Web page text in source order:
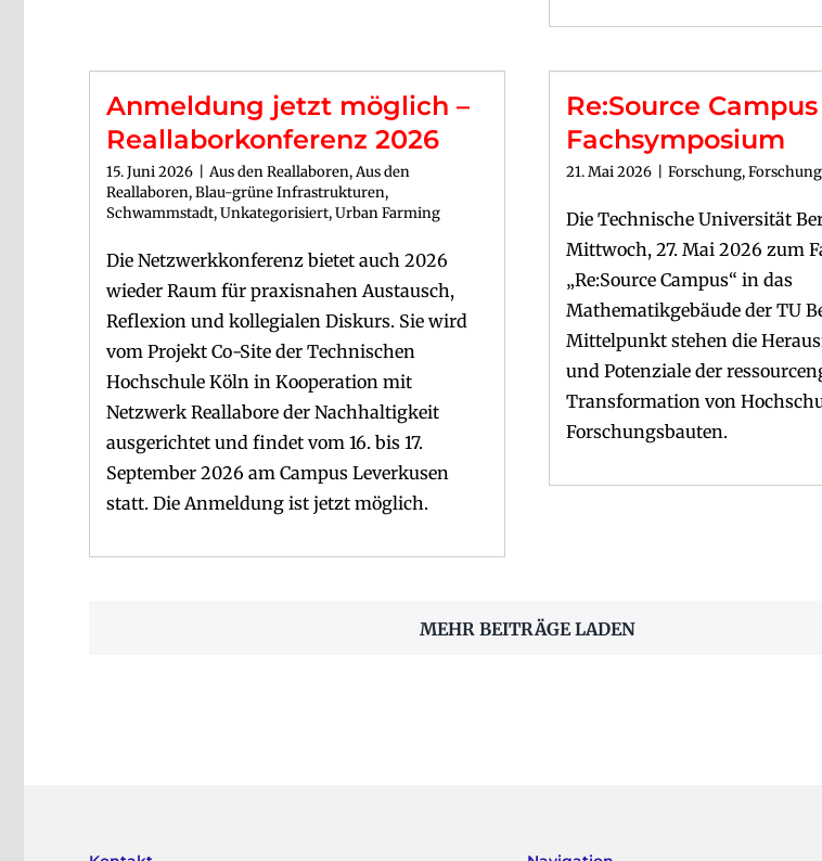
Anmeldung jetzt möglich –
Reallaborkonferenz 2026
15. Juni 2026 Aus den Reallaboren,Aus den
Reallaboren,Blau-grüne Infrastrukturen,
Schwammstadt,Unkategorisiert,Urban Farming
Die Netzwerkkonferenz bietet auch 2026
wieder Raum für praxisnahen Austausch,
Reflexion und kollegialen Diskurs. Sie wird
vom Projekt Co-Site der Technischen
Hochschule Köln in Kooperation mit
Netzwerk Reallabore der Nachhaltigkeit
ausgerichtet und findet vom 16. bis 17.
September 2026 am Campus Leverkusen
statt. Die Anmeldung ist jetzt möglich.
Re:Source Campus
Fachsymposium
21. Mai 2026 Forschung,Forschung
Die Technische Universität
Mittwoch, 27. Mai 2026 zum
„Re:Source Campus“ in das
Mathematikgebäude der TU
Mittelpunkt stehen die
und Potenziale der
Transformation von
Forschungsbauten.
MEHR BEITRÄGE LADEN